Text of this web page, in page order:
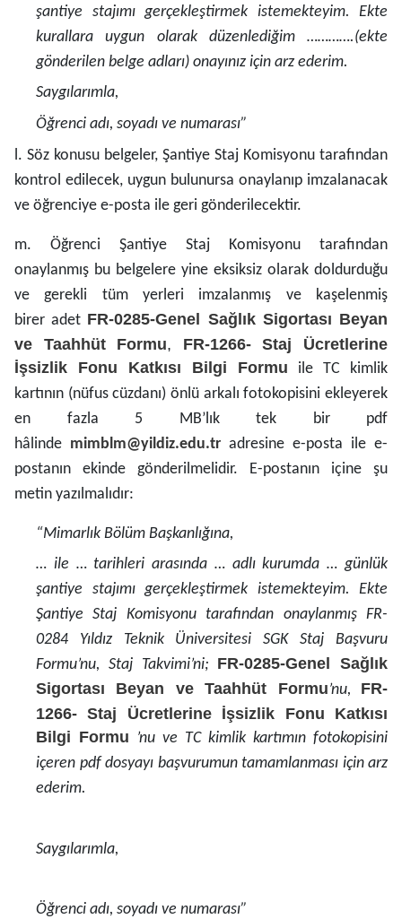
şantiye stajımı gerçekleştirmek istemekteyim. Ekte
kurallara uygun olarak düzenlediğim ………….(ekte
gönderilen belge adları) onayınız için arz ederim.
Saygılarımla,
Öğrenci adı, soyadı ve numarası”
l. Söz konusu belgeler, Şantiye Staj Komisyonu tarafından
kontrol edilecek, uygun bulunursa onaylanıp imzalanacak
ve öğrenciye e-posta ile geri gönderilecektir.
m. Öğrenci Şantiye Staj Komisyonu tarafından
onaylanmış bu belgelere yine eksiksiz olarak doldurduğu
ve gerekli tüm yerleri imzalanmış ve kaşelenmiş
birer adet FR-0285-Genel Sağlık Sigortası Beyan
ve Taahhüt Formu, FR-1266- Staj Ücretlerine
İşsizlik Fonu Katkısı Bilgi Formu ile TC kimlik
kartının (nüfus cüzdanı) önlü arkalı fotokopisini ekleyerek
en fazla 5 MB’lık tek bir pdf
hâlinde mimblm@yildiz.edu.tr adresine e-posta ile e-
postanın ekinde gönderilmelidir. E-postanın içine şu
metin yazılmalıdır:
“Mimarlık Bölüm Başkanlığına,
… ile … tarihleri arasında … adlı kurumda … günlük
şantiye stajımı gerçekleştirmek istemekteyim. Ekte
Şantiye Staj Komisyonu tarafından onaylanmış FR-
0284 Yıldız Teknik Üniversitesi SGK Staj Başvuru
Formu’nu, Staj Takvimi’ni; FR-0285-Genel Sağlık
Sigortası Beyan ve Taahhüt Formu’nu, FR-
1266- Staj Ücretlerine İşsizlik Fonu Katkısı
Bilgi Formu ’nu ve TC kimlik kartımın fotokopisini
içeren pdf dosyayı başvurumun tamamlanması için arz
ederim.
Saygılarımla,
Öğrenci adı, soyadı ve numarası”